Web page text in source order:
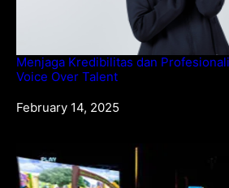
Menjaga Kredibilitas dan
Voice Over Talent
Date
February 14, 2025